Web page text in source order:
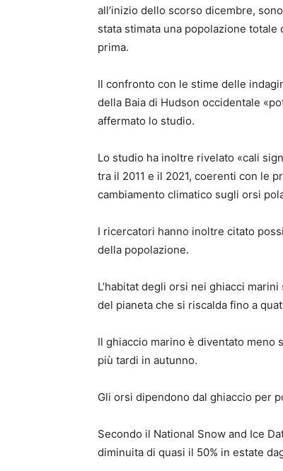
all’inizio dello scorso dicembre,
stata stimata una popolazione
prima.
Il confronto con le stime delle
della Baia di Hudson occidentale
affermato lo studio.
Lo studio ha inoltre rivelato «cali
tra il 2011 e il 2021, coerenti con le
cambiamento climatico sugli orsi
I ricercatori hanno inoltre citato
della popolazione.
L’habitat degli orsi nei ghiacci
del pianeta che si riscalda fino a
Il ghiaccio marino è diventato meno
più tardi in autunno.
Gli orsi dipendono dal ghiaccio per
Secondo il National Snow and Ice
diminuita di quasi il 50% in estate